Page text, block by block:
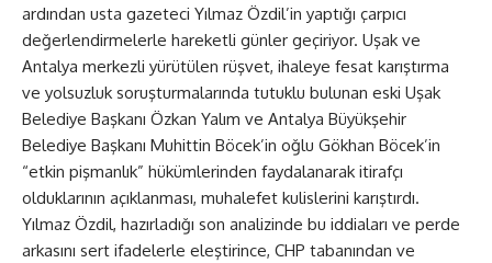
ardından usta gazeteci Yılmaz Özdil’in yaptığı çarpıcı
değerlendirmelerle hareketli günler geçiriyor. Uşak ve
Antalya merkezli yürütülen rüşvet, ihaleye fesat karıştırma
ve yolsuzluk soruşturmalarında tutuklu bulunan eski Uşak
Belediye Başkanı Özkan Yalım ve Antalya Büyükşehir
Belediye Başkanı Muhittin Böcek’in oğlu Gökhan Böcek’in
“etkin pişmanlık” hükümlerinden faydalanarak itirafçı
olduklarının açıklanması, muhalefet kulislerini karıştırdı.
Yılmaz Özdil, hazırladığı son analizinde bu iddiaları ve perde
arkasını sert ifadelerle eleştirince, CHP tabanından ve